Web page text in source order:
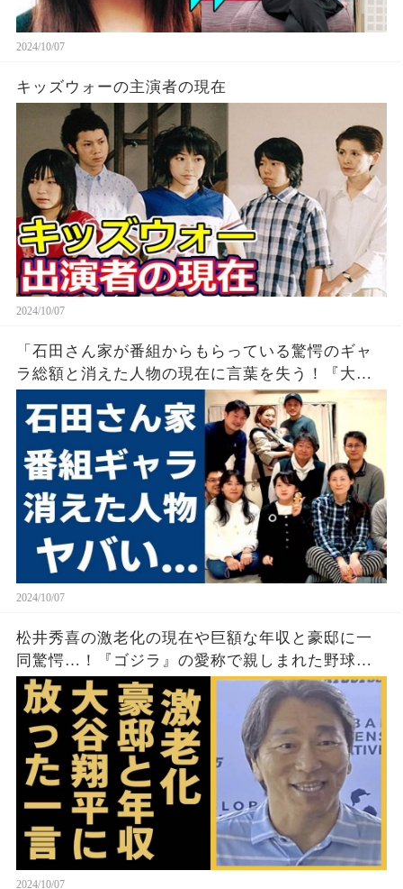
2024/10/07
キッズウォーの主演者の現在
2024/10/07
「石田さん家が番組からもらっている驚愕のギャ
ラ総額と消えた人物の現在に言葉を失う！『大家
族』人気メンバーの職業と年収に驚きを堪えられ
ない！」
2024/10/07
松井秀喜の激老化の現在や巨額な年収と豪邸に一
同驚愕…！『ゴジラ』の愛称で親しまれた野球選
手の妻の正体や大谷翔平に放った一言に驚きを隠
せない…！
2024/10/07